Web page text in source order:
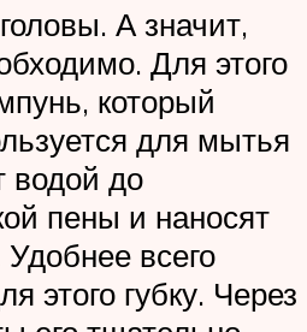
А значит,
Для этого
который
для мытья
водой до
пены и наносят
всего
этого губку. Через